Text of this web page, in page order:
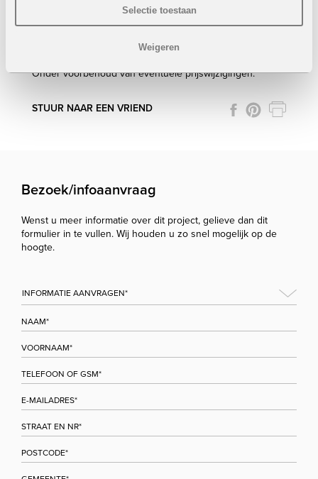
Selectie toestaan
Weigeren
Grijp uw kans en maak uw droom waar: een luxe villa in
Onder voorbehoud van eventuele prijswijzigingen.
STUUR NAAR EEN VRIEND
Bezoek/infoaanvraag
Wenst u meer informatie over dit project, gelieve dan dit
formulier in te vullen. Wij houden u zo snel mogelijk op de
hoogte.